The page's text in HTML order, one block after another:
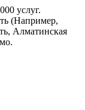
услуг.
(Например,
Алматинская